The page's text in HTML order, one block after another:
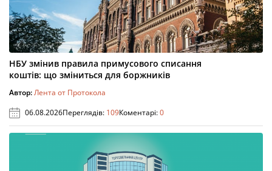
НБУ змінив правила примусового списання
коштів: що зміниться для боржників
Автор:Лента от Протокола
06.08.2026Переглядів: 109Коментарі:0